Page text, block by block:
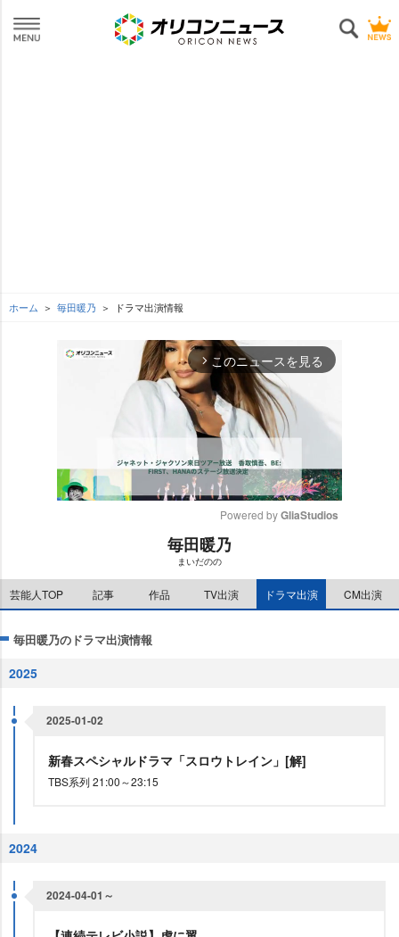
ホーム 毎田暖乃 ドラマ出演情報
arrow_forward_ios このニュースを見る
e
Powered by GliaStudios
毎田暖乃
まいだのの
芸能人TOP 記事 作品 TV出演 ドラマ出演 CM出演
毎田暖乃のドラマ出演情報
2025
2025-01-02
新春スペシャルドラマ「スロウトレイン」[解]
TBS系列 21:00～23:15
2024
2024-04-01～